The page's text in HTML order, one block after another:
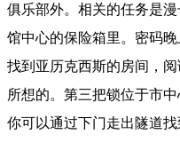
俱乐部外。相关的任务是
馆中心的保险箱里。密码
找到亚历克西斯的房间，
所想的。第三把锁位于市
你可以通过下门走出隧道